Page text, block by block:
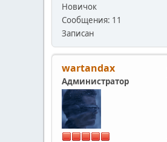
Новичок
Сообщения: 11
Записан
wartandax
Администратор